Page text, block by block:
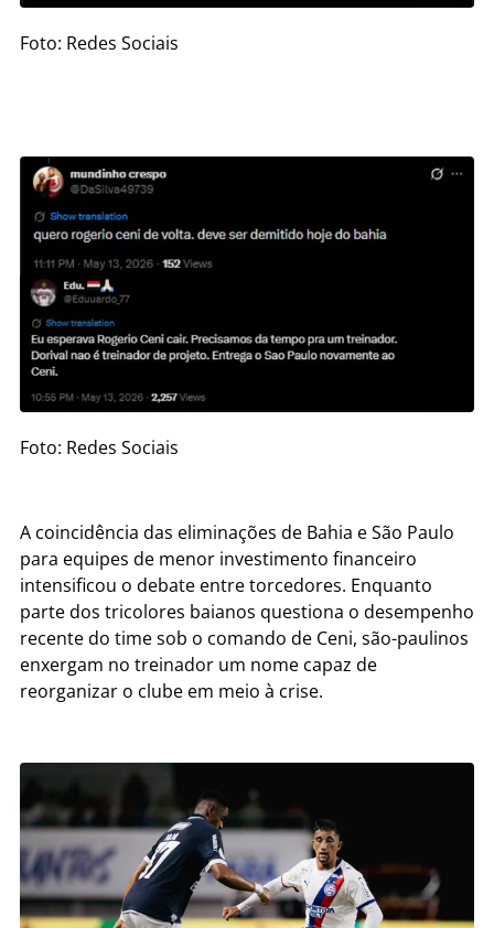
Foto: Redes Sociais
Foto: Redes Sociais
A coincidência das eliminações de Bahia e São Paulo
para equipes de menor investimento financeiro
intensificou o debate entre torcedores. Enquanto
parte dos tricolores baianos questiona o desempenho
recente do time sob o comando de Ceni, são-paulinos
enxergam no treinador um nome capaz de
reorganizar o clube em meio à crise.